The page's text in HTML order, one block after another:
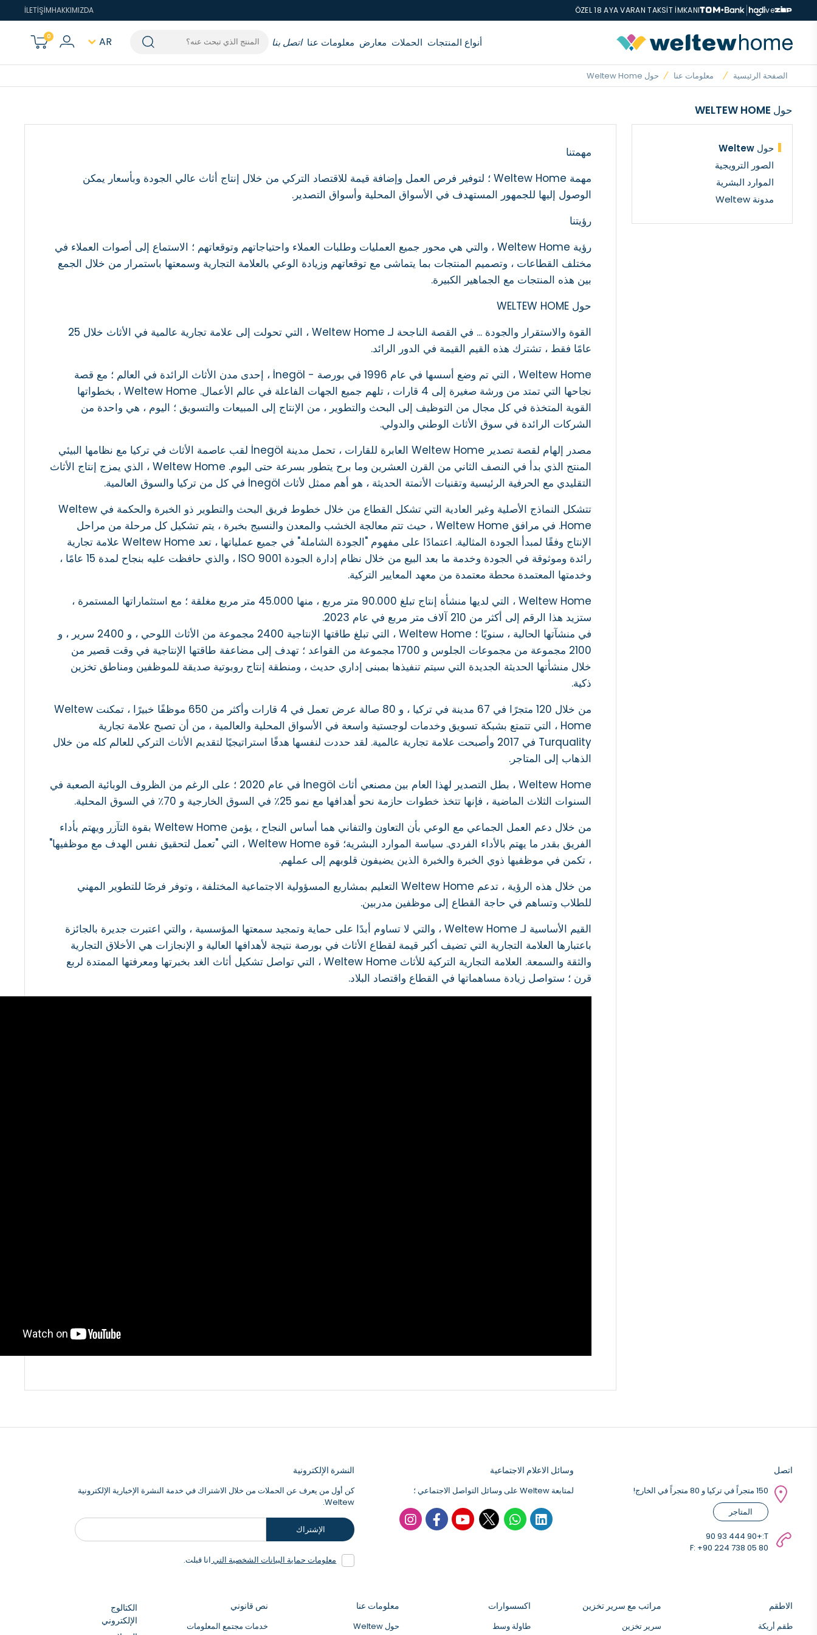
ve
ÖZEL 18 AYA VARAN TAKSİT İMKANI
HAKKIMIZDA
İLETİŞİM
أنواع المنتجات الحملات معارض معلومات عنا اتصل بنا AR
0
الصفحة الرئيسية معلومات عنا حول Weltew Home
حول WELTEW HOME
حول Weltew
الصور الترويجية
الموارد البشرية
مدونة Weltew
مهمتنا
مهمة Weltew Home ؛ لتوفير فرص العمل وإضافة قيمة للاقتصاد التركي من خلال إنتاج أثاث عالي الجودة وبأسعار يمكن
الوصول إليها للجمهور المستهدف في الأسواق المحلية وأسواق التصدير.
رؤيتنا
رؤية Weltew Home ، والتي هي محور جميع العمليات وطلبات العملاء واحتياجاتهم وتوقعاتهم ؛ الاستماع إلى أصوات العملاء في
مختلف القطاعات ، وتصميم المنتجات بما يتماشى مع توقعاتهم وزيادة الوعي بالعلامة التجارية وسمعتها باستمرار من خلال الجمع
بين هذه المنتجات مع الجماهير الكبيرة.
حول WELTEW HOME
القوة والاستقرار والجودة ... في القصة الناجحة لـ Weltew Home ، التي تحولت إلى علامة تجارية عالمية في الأثاث خلال 25
عامًا فقط ، تشترك هذه القيم القيمة في الدور الرائد.
Weltew Home ، التي تم وضع أسسها في عام 1996 في بورصة - İnegöl ، إحدى مدن الأثاث الرائدة في العالم ؛ مع قصة
نجاحها التي تمتد من ورشة صغيرة إلى 4 قارات ، تلهم جميع الجهات الفاعلة في عالم الأعمال. Weltew Home ، بخطواتها
القوية المتخذة في كل مجال من التوظيف إلى البحث والتطوير ، من الإنتاج إلى المبيعات والتسويق ؛ اليوم ، هي واحدة من
الشركات الرائدة في سوق الأثاث الوطني والدولي.
مصدر إلهام لقصة تصدير Weltew Home العابرة للقارات ، تحمل مدينة İnegöl لقب عاصمة الأثاث في تركيا مع نظامها البيئي
المنتج الذي بدأ في النصف الثاني من القرن العشرين وما برح يتطور بسرعة حتى اليوم. Weltew Home ، الذي يمزج إنتاج الأثاث
التقليدي مع الحرفية الرئيسية وتقنيات الأتمتة الحديثة ، هو أهم ممثل لأثاث İnegöl في كل من تركيا والسوق العالمية.
تتشكل النماذج الأصلية وغير العادية التي تشكل القطاع من خلال خطوط فريق البحث والتطوير ذو الخبرة والحكمة في Weltew
Home. في مرافق Weltew Home ، حيث تتم معالجة الخشب والمعدن والنسيج بخبرة ، يتم تشكيل كل مرحلة من مراحل
الإنتاج وفقًا لمبدأ الجودة المثالية. اعتمادًا على مفهوم "الجودة الشاملة" في جميع عملياتها ، تعد Weltew Home علامة تجارية
رائدة وموثوقة في الجودة وخدمة ما بعد البيع من خلال نظام إدارة الجودة ISO 9001 ، والذي حافظت عليه بنجاح لمدة 15 عامًا ،
وخدمتها المعتمدة محطة معتمدة من معهد المعايير التركية.
Weltew Home ، التي لديها منشأة إنتاج تبلغ 90.000 متر مربع ، منها 45.000 متر مربع مغلقة ؛ مع استثماراتها المستمرة ،
ستزيد هذا الرقم إلى أكثر من 210 آلاف متر مربع في عام 2023.
في منشآتها الحالية ، سنويًا ؛ Weltew Home ، التي تبلغ طاقتها الإنتاجية 2400 مجموعة من الأثاث اللوحي ، و 2400 سرير ، و
2100 مجموعة من مجموعات الجلوس و 1700 مجموعة من القواعد ؛ تهدف إلى مضاعفة طاقتها الإنتاجية في وقت قصير من
خلال منشأتها الحديثة الجديدة التي سيتم تنفيذها بمبنى إداري حديث ، ومنطقة إنتاج روبوتية صديقة للموظفين ومناطق تخزين
ذكية.
من خلال 120 متجرًا في 67 مدينة في تركيا ، و 80 صالة عرض تعمل في 4 قارات وأكثر من 650 موظفًا خبيرًا ، تمكنت Weltew
Home ، التي تتمتع بشبكة تسويق وخدمات لوجستية واسعة في الأسواق المحلية والعالمية ، من أن تصبح علامة تجارية
Turquality في 2017 وأصبحت علامة تجارية عالمية. لقد حددت لنفسها هدفًا استراتيجيًا لتقديم الأثاث التركي للعالم كله من خلال
الذهاب إلى المتاجر.
Weltew Home ، بطل التصدير لهذا العام بين مصنعي أثاث İnegöl في عام 2020 ؛ على الرغم من الظروف الوبائية الصعبة في
السنوات الثلاث الماضية ، فإنها تتخذ خطوات حازمة نحو أهدافها مع نمو 25٪ في السوق الخارجية و 70٪ في السوق المحلية.
من خلال دعم العمل الجماعي مع الوعي بأن التعاون والتفاني هما أساس النجاح ، يؤمن Weltew Home بقوة التآزر ويهتم بأداء
الفريق بقدر ما يهتم بالأداء الفردي. سياسة الموارد البشرية؛ قوة Weltew Home ، التي "تعمل لتحقيق نفس الهدف مع موظفيها"
، تكمن في موظفيها ذوي الخبرة والخبرة الذين يضيفون قلوبهم إلى عملهم.
من خلال هذه الرؤية ، تدعم Weltew Home التعليم بمشاريع المسؤولية الاجتماعية المختلفة ، وتوفر فرصًا للتطوير المهني
للطلاب وتساهم في حاجة القطاع إلى موظفين مدربين.
القيم الأساسية لـ Weltew Home ، والتي لا تساوم أبدًا على حماية وتمجيد سمعتها المؤسسية ، والتي اعتبرت جديرة بالجائزة
باعتبارها العلامة التجارية التي تضيف أكبر قيمة لقطاع الأثاث في بورصة نتيجة لأهدافها العالية و الإنجازات هي الأخلاق التجارية
والثقة والسمعة. العلامة التجارية التركية للأثاث Weltew Home ، التي تواصل تشكيل أثاث الغد بخبرتها ومعرفتها الممتدة لربع
قرن ؛ ستواصل زيادة مساهماتها في القطاع واقتصاد البلاد.
اتصل
150 متجراً في تركيا و 80 متجراً في الخارج!
المتاجر
T:
+90 444 93 90
F: +90 224 738 05 80
وسائل الاعلام الاجتماعية
لمتابعة Weltew على وسائل التواصل الاجتماعي ؛
النشرة الإلكترونية
كن أول من يعرف عن الحملات من خلال الاشتراك في خدمة النشرة الإخبارية الإلكترونية
Weltew.
معلومات حماية البيانات الشخصية التي انا قبلت.
الإشتراك
الاطقم
طقم أريكة
مراتب مع سرير تخزين
سرير تخزين
اكسسوارات
طاولة وسط
معلومات عنا
حول Weltew
نص قانوني
خدمات مجتمع المعلومات
الكتالوج
الإلكتروني